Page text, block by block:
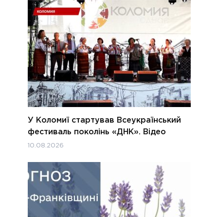
У Коломиї стартував Всеукраїнський
фестиваль поколінь «ДНК». Відео
10.08.2026